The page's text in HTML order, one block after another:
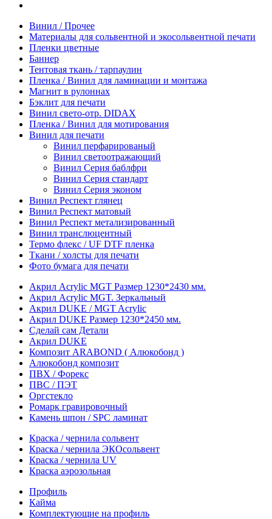
Винил / Прочее
Материалы для сольвентной и экосольвентной печати
Пленки цветные
Баннер
Тентовая ткань / тарпаулин
Пленка / Винил для ламинации и монтажа
Магнит в рулоннах
Бэклит для печати
Винил свето-отр. DIDAX
Пленка / Винил для мотирования
Винил для печати
Винил перфарированый
Винил светоотражающий
Винил Серия баблфри
Винил Серия стандарт
Винил Серия эконом
Винил Респект глянец
Винил Респект матовый
Винил Респект метализированный
Винил транслюцентный
Термо флекс / UF DTF пленка
Ткани / холсты для печати
Фото бумага для печати
Акрил Acrylic MGT Размер 1230*2430 мм.
Акрил Acrylic MGT. Зеркальный
Акрил DUKE / MGT Acrylic
Акрил DUKE Размер 1230*2450 мм.
Сделай сам Детали
Акрил DUKE
Композит ARABOND ( Алюкобонд )
Алюкобонд композит
ПВХ / Форекс
ПВС / ПЭТ
Оргстекло
Ромарк гравировочный
Камень шпон / SPC ламинат
Краска / чернила сольвент
Краска / чернила ЭКОсольвент
Краска / чернила UV
Краска аэрозольная
Профиль
Кайма
Комплектующие на профиль